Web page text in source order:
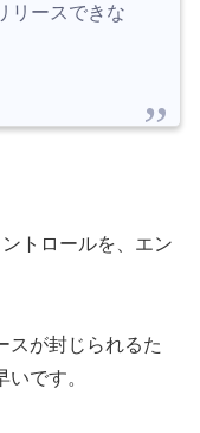
リースできな
トロールを、エン
スが封じられるた
です。